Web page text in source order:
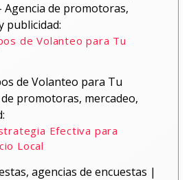
Agencia de promotoras,
publicidad:
de Volanteo para Tu
de Volanteo para Tu
promotoras, mercadeo,
Efectiva para
Local
agencias de encuestas |